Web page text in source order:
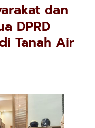
dan
DPRD
Tanah Air